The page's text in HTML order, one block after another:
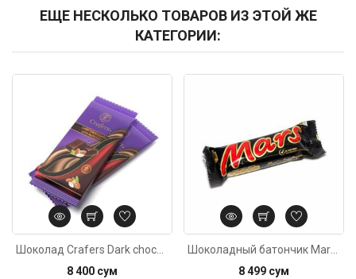
ЕЩЕ НЕСКОЛЬКО ТОВАРОВ ИЗ ЭТОЙ ЖЕ
КАТЕГОРИИ:
8 400 сум
8 499 сум